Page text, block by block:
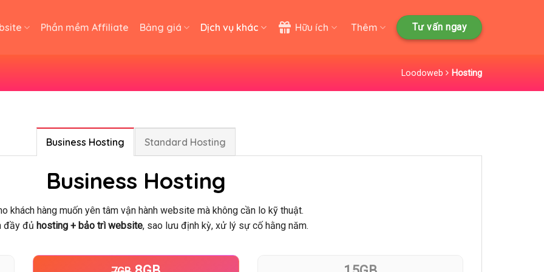
Phần mềm Affiliate Bảng giá Dịch vụ khác Hữu ích Thêm Tư vấn ngay
Loodoweb Hosting
Business Hosting Standard Hosting
Business Hosting
khách hàng muốn yên tâm vận hành website mà không cần lo kỹ thuật.
đầy đủ hosting + bảo trì website, sao lưu định kỳ, xử lý sự cố hằng năm.